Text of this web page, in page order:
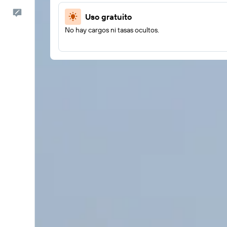
Comentarios Uso gratuito
No hay cargos ni tasas ocultos.